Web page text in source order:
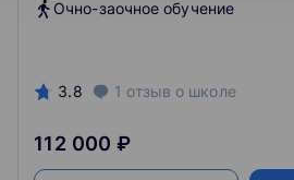
Очно-заочное обучение
3.8 1 отзыв о школе
112 000 ₽